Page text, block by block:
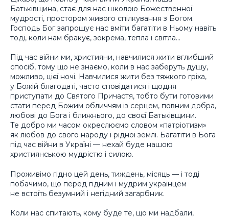
Батьківщина, стає для нас школою Божественної
мудрості, простором живого спілкування з Богом.
Господь Бог запрошує нас вміти багатіти в Ньому навіть
тоді, коли нам бракує, зокрема, тепла і світла…
Під час війни ми, християни, навчилися жити вглибший
спосіб, тому що не знаємо, коли в нас заберуть душу,
можливо, цієї ночі. Навчилися жити без тяжкого гріха,
у Божій благодаті, часто сповідатися і щодня
приступати до Святого Причастя, тобто бути готовими
стати перед Божим обличчям із серцем, повним добра,
любові до Бога і ближнього, до своєї Батьківщини.
Те добро ми часом окреслюємо словом «патріотизм»
як любов до свого народу і рідної землі. Багатіти в Бога
під час війни в Україні — нехай буде нашою
християнською мудрістю і силою.
Проживімо гідно цей день, тиждень, місяць — і тоді
побачимо, що перед гідним і мудрим українцем
не встоїть безумний і негідний загарбник.
Коли нас спитають, кому буде те, що ми надбали,